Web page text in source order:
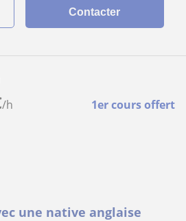
Contacter
/h 1er cours offert
une native anglaise